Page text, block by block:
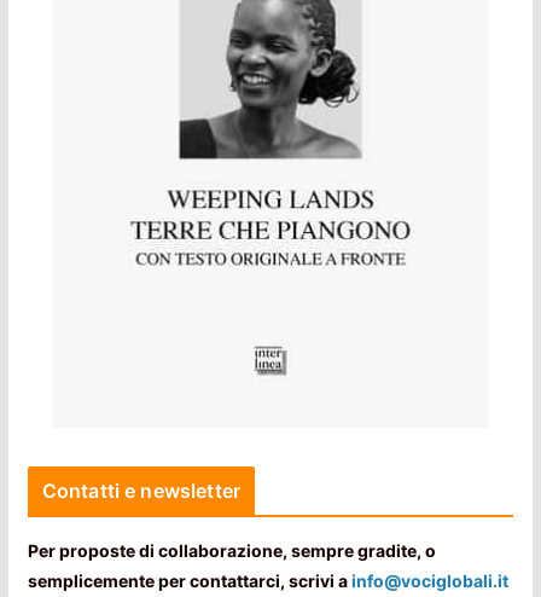
Contatti e newsletter
Per proposte di collaborazione, sempre gradite, o
semplicemente per contattarci, scrivi ainfo@vociglobali.it